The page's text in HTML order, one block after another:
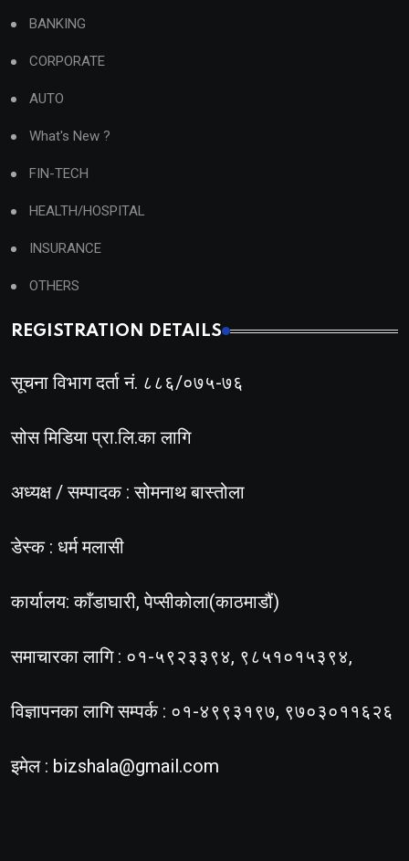
BANKING
CORPORATE
AUTO
What's New ?
FIN-TECH
HEALTH/HOSPITAL
INSURANCE
OTHERS
REGISTRATION DETAILS
सूचना विभाग दर्ता नं. ८८६/०७५-७६
सोस मिडिया प्रा.लि.का लागि
अध्यक्ष / सम्पादक : सोमनाथ बास्तोला
डेस्क : धर्म मलासी
कार्यालय: काँडाघारी, पेप्सीकोला(काठमाडौं)
समाचारका लागि : ०१-५९२३३९४, ९८५१०१५३९४,
विज्ञापनका लागि सम्पर्क : ०१-४९९३१९७, ९७०३०११६२६
इमेल : bizshala@gmail.com